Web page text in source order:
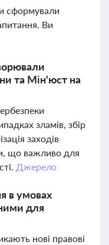
сформували
Ви
та Мін'юст на
зламів, збір
заходів
що важливо для
Джерело
в умовах
для
нові правові